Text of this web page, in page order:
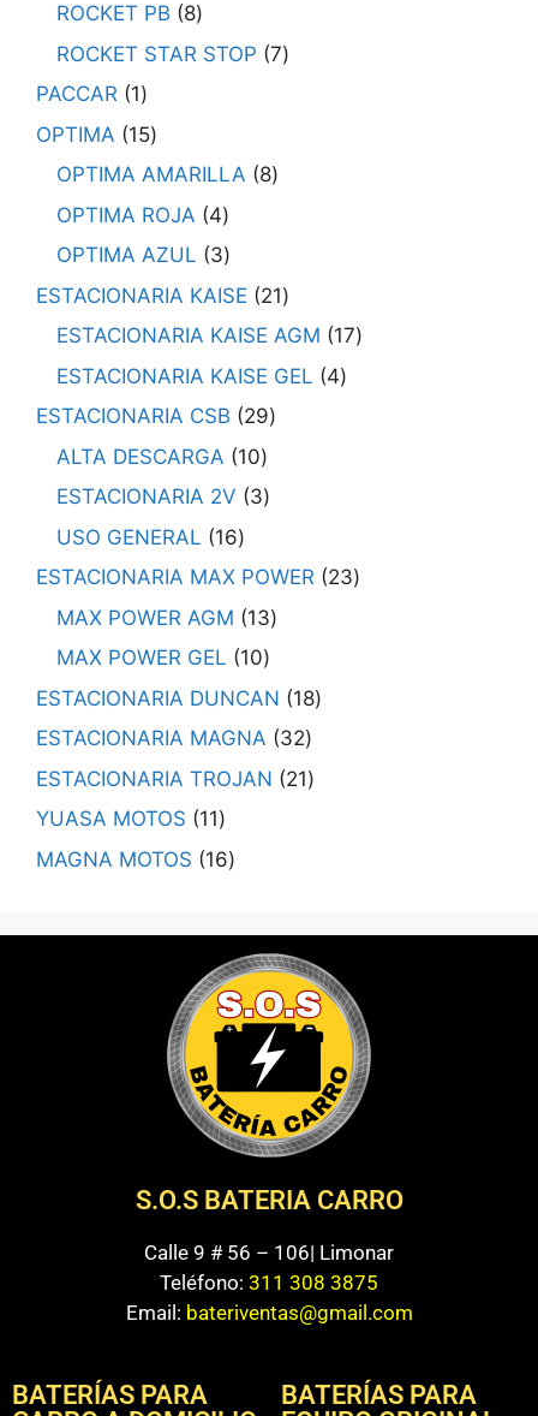
ROCKET PB
8
ROCKET STAR STOP 7
PACCAR 1
OPTIMA
15
OPTIMA AMARILLA
8
OPTIMA ROJA
4
OPTIMA AZUL
3
ESTACIONARIA KAISE
21
ESTACIONARIA KAISE AGM
17
ESTACIONARIA KAISE GEL
4
ESTACIONARIA CSB
29
ALTA DESCARGA
10
ESTACIONARIA 2V
3
USO GENERAL
16
ESTACIONARIA MAX POWER 23
MAX POWER AGM
13
MAX POWER GEL
10
ESTACIONARIA DUNCAN
18
ESTACIONARIA MAGNA
32
ESTACIONARIA TROJAN
21
YUASA MOTOS
11
MAGNA MOTOS
16
S.O.S BATERIA CARRO
Calle 9 # 56 – 106| Limonar
Teléfono: 311 308 3875
Email: bateriventas@gmail.com
BATERÍAS PARA
BATERÍAS PARA